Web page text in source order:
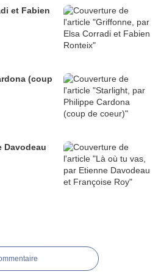
et Fabien
(coup
Davodeau